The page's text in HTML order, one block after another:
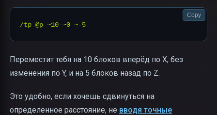
Copy
Переместит тебя на 10 блоков вперёд по X, без
изменения по Y, и на 5 блоков назад по Z.
Это удобно, если хочешь сдвинуться на
определённое расстояние, не вводя точные